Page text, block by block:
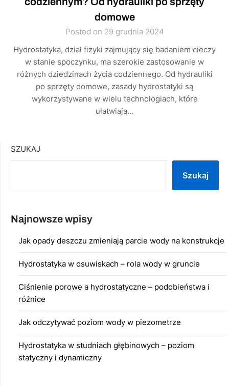
domowe
Posted on 29 grudnia 2024
Hydrostatyka, dział fizyki zajmujący się badaniem cieczy
w stanie spoczynku, ma szerokie zastosowanie w
różnych dziedzinach życia codziennego. Od hydrauliki
po sprzęty domowe, zasady hydrostatyki są
wykorzystywane w wielu technologiach, które
ułatwiają…
SZUKAJ
Szukaj
Najnowsze wpisy
Jak opady deszczu zmieniają parcie wody na konstrukcje
Hydrostatyka w osuwiskach – rola wody w gruncie
Ciśnienie porowe a hydrostatyczne – podobieństwa i
różnice
Jak odczytywać poziom wody w piezometrze
Hydrostatyka w studniach głębinowych – poziom
statyczny i dynamiczny